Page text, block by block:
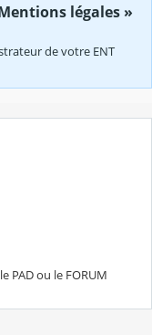
légales »
de votre ENT
PAD ou le FORUM